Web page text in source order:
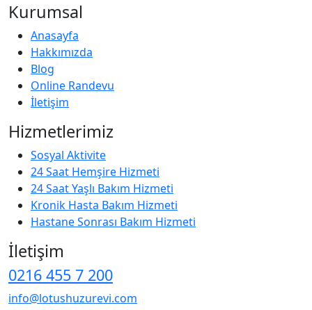
Kurumsal
Anasayfa
Hakkımızda
Blog
Online Randevu
İletişim
Hizmetlerimiz
Sosyal Aktivite
24 Saat Hemşire Hizmeti
24 Saat Yaşlı Bakım Hizmeti
Kronik Hasta Bakım Hizmeti
Hastane Sonrası Bakım Hizmeti
İletişim
0216 455 7 200
info@lotushuzurevi.com